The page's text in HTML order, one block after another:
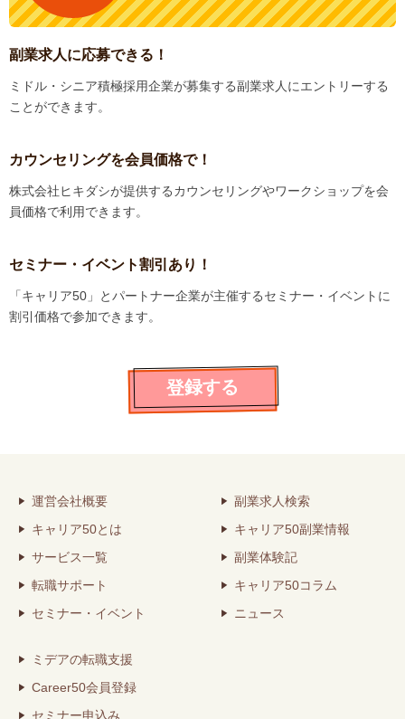
副業求人に応募できる！
ミドル・シニア積極採用企業が募集する副業求人にエントリーする
ことができます。
カウンセリングを会員価格で！
株式会社ヒキダシが提供するカウンセリングやワークショップを会
員価格で利用できます。
セミナー・イベント割引あり！
「キャリア50」とパートナー企業が主催するセミナー・イベントに
割引価格で参加できます。
登録する
運営会社概要
キャリア50とは
サービス一覧
転職サポート
セミナー・イベント
副業求人検索
キャリア50副業情報
副業体験記
キャリア50コラム
ニュース
ミデアの転職支援
Career50会員登録
セミナー申込み